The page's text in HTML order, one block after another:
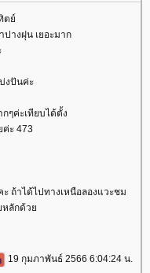
ตย์
างฝุน เยอะมาก
งปันค่ะ
ๆค่ะเทียบได้ตั้ง
ค่ะ 473
ถ้าได้ไปทางเหนือลองแวะชม
หลักด้ว
19 กุมภาพันธ์ 2566 6:04:24 น.